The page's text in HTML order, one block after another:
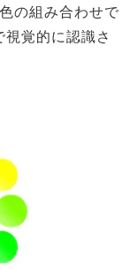
の組み合わせで
覚的に認識さ